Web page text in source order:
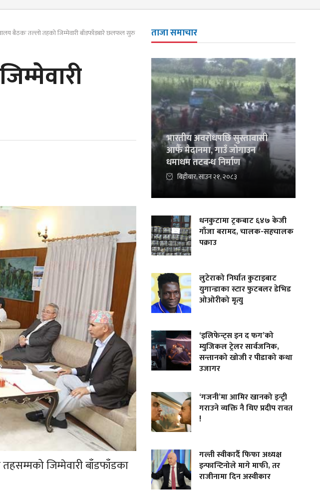
बैठकः तल्लो तहको जिम्मेवारी बाँडफाँडबारे छलफल सुरु
जिम्मेवारी बाँडफाँडका
ताजा समाचार
भारतीय अवरोधपछि सुस्ताबासी
आफैँ मैदानमा, गाउँ जोगाउन
धमाधम तटबन्ध निर्माण
बिहीबार, साउन २१, २०८३
धनकुटामा ट्रकबाट ६४७ केजी
गाँजा बरामद, चालक-सहचालक
पक्राउ
लुटेराको निर्घात कुटाइबाट
युगान्डाका स्टार फुटबलर डेभिड
ओओरीको मृत्यु
‘इलिफेन्ट्स इन द फग’को
म्युजिकल ट्रेलर सार्वजनिक,
सन्तानको खोजी र पीडाको कथा
उजागर
‘गजनी’मा आमिर खानको इन्ट्री
गराउने व्यक्ति नै थिए प्रदीप रावत
!
गल्ती स्वीकार्दै फिफा अध्यक्ष
इन्फान्टिनोले मागे माफी, तर
राजीनामा दिन अस्वीकार